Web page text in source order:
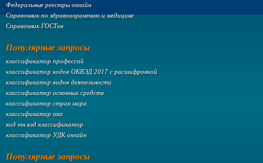
Федеральные реестры онлайн
Справочник по здравоохранению и медицине
Справочник ГОСТов
Популярные запросы
классификатор профессий
классификатор кодов ОКВЭД 2017 с расшифровкой
классификатор видов деятельности
классификатор основных средств
классификатор стран мира
классификатор окп
код тн вэд классификатор
классификатор УДК онлайн
Популярные запросы